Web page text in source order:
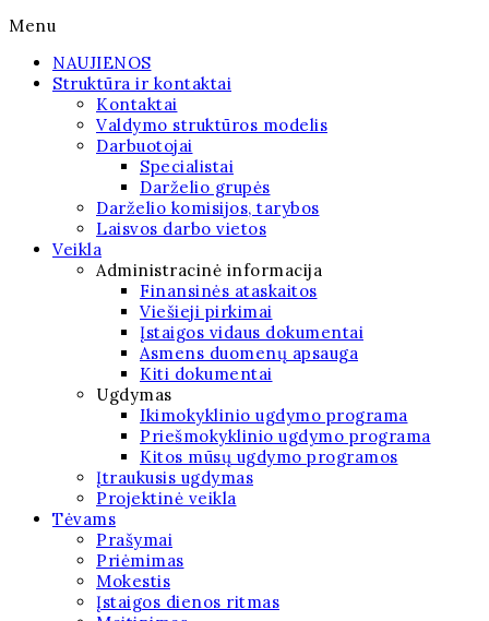
Menu
NAUJIENOS
Struktūra ir kontaktai
Kontaktai
Valdymo struktūros modelis
Darbuotojai
Specialistai
Darželio grupės
Darželio komisijos, tarybos
Laisvos darbo vietos
Veikla
Administracinė informacija
Finansinės ataskaitos
Viešieji pirkimai
Įstaigos vidaus dokumentai
Asmens duomenų apsauga
Kiti dokumentai
Ugdymas
Ikimokyklinio ugdymo programa
Priešmokyklinio ugdymo programa
Kitos mūsų ugdymo programos
Įtraukusis ugdymas
Projektinė veikla
Tėvams
Prašymai
Priėmimas
Mokestis
Įstaigos dienos ritmas